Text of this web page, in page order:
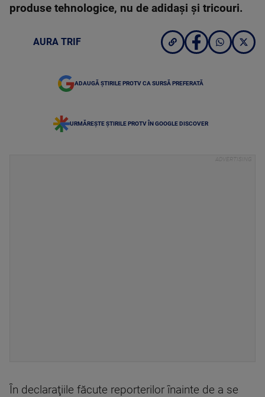
produse tehnologice, nu de adidași și tricouri.
AURA TRIF
ADAUGĂ ȘTIRILE PROTV CA SURSĂ PREFERATĂ
URMĂREȘTE ȘTIRILE PROTV ÎN GOOGLE DISCOVER
În declaraţiile făcute reporterilor înainte de a se